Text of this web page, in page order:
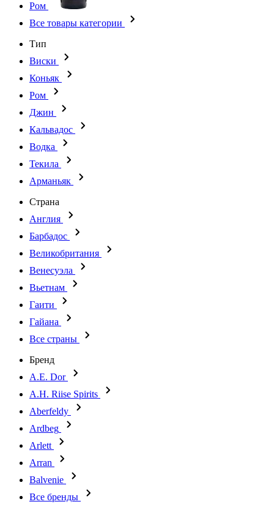
Ром
Все товары категории
Тип
Виски
Коньяк
Ром
Джин
Кальвадос
Водка
Текила
Арманьяк
Страна
Англия
Барбадос
Великобритания
Венесуэла
Вьетнам
Гаити
Гайана
Все страны
Бренд
A.E. Dor
A.H. Riise Spirits
Aberfeldy
Ardbeg
Arlett
Arran
Balvenie
Все бренды